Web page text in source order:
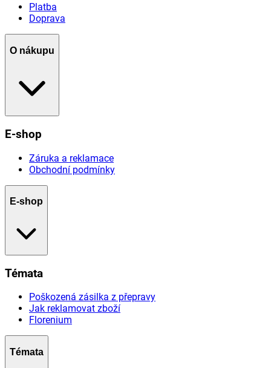
Platba
Doprava
O nákupu
E-shop
Záruka a reklamace
Obchodní podmínky
E-shop
Témata
Poškozená zásilka z přepravy
Jak reklamovat zboží
Florenium
Témata